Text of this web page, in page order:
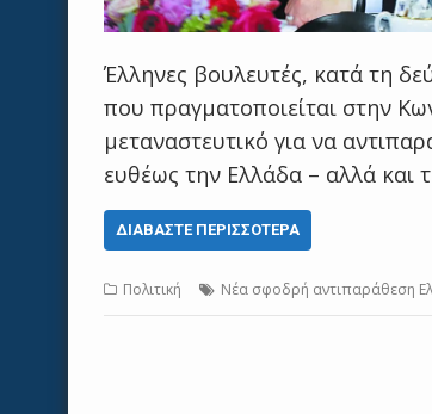
Έλληνες βουλευτές, κατά τη
που πραγματοποιείται στην
μεταναστευτικό για να
ευθέως την Ελλάδα – αλλά και
ΔΙΑΒΆΣΤΕ ΠΕΡΙΣΣΌΤΕΡΑ
Πολιτική Νέα σφοδρή αντιπαράθεση